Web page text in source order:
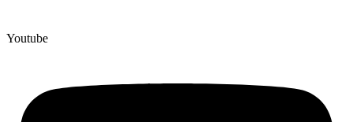
Youtube